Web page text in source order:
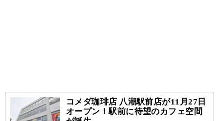
コメダ珈琲店 八潮駅前店が11月27日
オープン！駅前に待望のカフェ空間